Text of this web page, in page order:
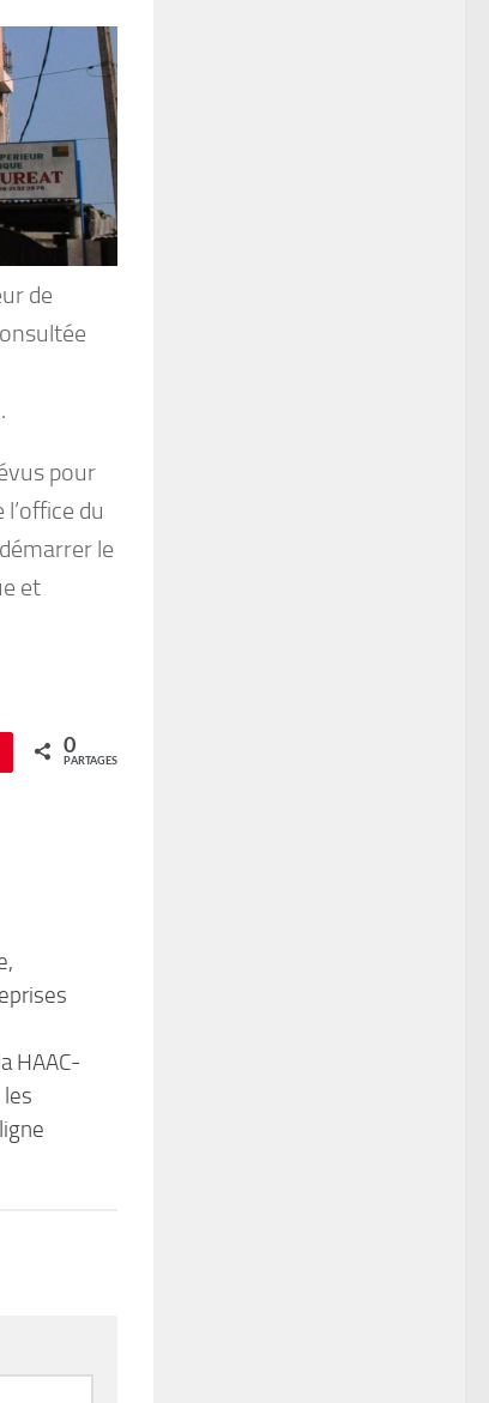
de
pour
du
le
et
0
PARTAGES
HAAC-